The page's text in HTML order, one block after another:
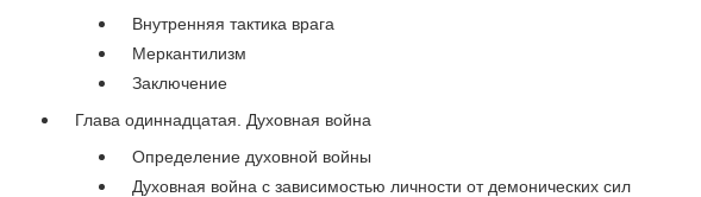
Внутренняя тактика врага
Меркантилизм
Заключение
Глава одиннадцатая. Духовная война
Определение духовной войны
Духовная война с зависимостью личности от демонических сил